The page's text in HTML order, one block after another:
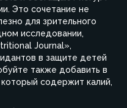
Это сочетание не
для зрительного
исследовании,
Journal»,
в защите детей
также добавить в
который содержит калий,